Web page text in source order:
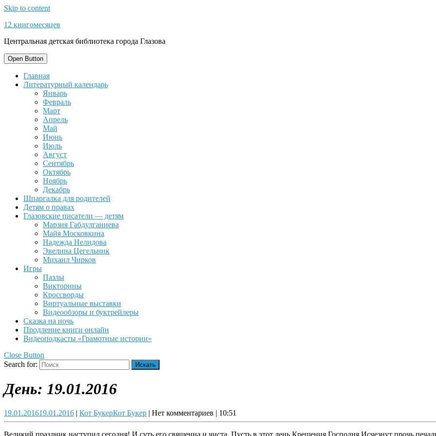
Skip to content
12 книгомесяцев
Центральная детская библиотека города Глазова
Open Button
Главная
Литературный календарь
Январь
Февраль
Март
Апрель
Май
Июнь
Июль
Август
Сентябрь
Октябрь
Ноябрь
Декабрь
Шпаргалка для родителей
Детям о правах
Глазовские писатели — детям
Марзия Габдулганиева
Майя Московкина
Надежда Нелидова
Эвелина Цегельник
Михаил Чирков
Игры
Пазлы
Викторины
Кроссворды
Виртуальные выставки
Видеообзоры и буктрейлеры
Сказка на ночь
Продление книги онлайн
Видеоподкасты «Грамотные истории»
Close Button
Search for:
День: 19.01.2016
19.01.201619.01.2016 | Кот БукерКот Букер | Нет комментариев | 10:51
Великий праздник наступил сегодня! И суть его священна и чиста, Пусть в этот день Крещения Господня Исчезнут прочь